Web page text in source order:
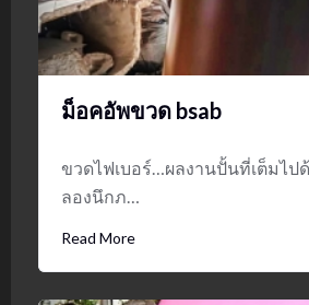
ม็อคอัพขวด bsab
ขวดไฟเบอร์…ผลงานปั้นที่เต็มไป
ลองนึกภ…
Read More